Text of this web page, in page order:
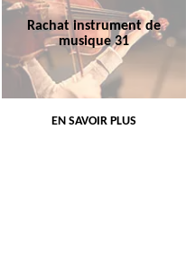
Rachat instrument de
musique 31
EN SAVOIR PLUS